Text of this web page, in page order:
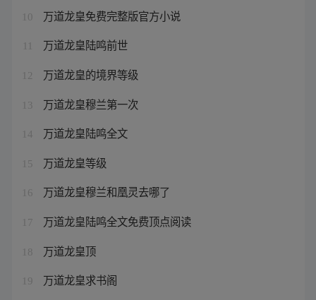
10 万道龙皇免费完整版官方小说
万道龙皇陆鸣前世
12 万道龙皇的境界等级
13 万道龙皇穆兰第一次
14 万道龙皇陆鸣全文
15 万道龙皇等级
16 万道龙皇穆兰和凰灵去哪了
17 万道龙皇陆鸣全文免费顶点阅读
18 万道龙皇顶
19 万道龙皇求书阁